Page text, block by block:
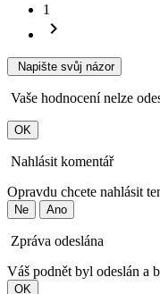
1
chevron_right
Napište svůj názor
Vaše hodnocení nelze
OK
Nahlásit komentář
Opravdu chcete nahlásit
Ne Ano
Zpráva odeslána
Váš podnět byl odeslán a
OK